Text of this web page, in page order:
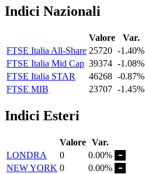
Indici Nazionali
Valore
Var.
FTSE Italia All-Share 25720 -1.40%
FTSE Italia Mid Cap 39374 -1.08%
FTSE Italia STAR
46268 -0.87%
FTSE MIB
23707 -1.45%
Indici Esteri
Valore Var.
LONDRA
0
0.00%
NEW YORK 0
0.00%